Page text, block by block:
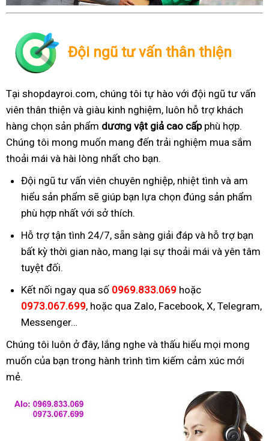
Đội ngũ tư vấn thân thiện
Tại shopdayroi.com, chúng tôi tự hào với đội ngũ tư vấn
viên thân thiện và giàu kinh nghiệm, luôn hỗ trợ khách
hàng chọn sản phẩm dương vật giả cao cấpphù hợp.
Chúng tôi mong muốn mang đến trải nghiệm mua sắm
thoải mái và hài lòng nhất cho bạn.
Đội ngũ tư vấn viên chuyên nghiệp, nhiệt tình và am
hiểu sản phẩm sẽ giúp bạn lựa chọn đúng sản phẩm
phù hợp nhất với sở thích.
Hỗ trợ tận tình 24/7, sẵn sàng giải đáp và hỗ trợ bạn
bất kỳ thời gian nào, mang lại sự thoải mái và yên tâm
tuyệt đối.
Kết nối ngay qua số 0969.833.069 hoặc
0973.067.699, hoặc qua Zalo, Facebook, X, Telegram,
Messenger…
Chúng tôi luôn ở đây, lắng nghe và thấu hiểu mọi mong
muốn của bạn trong hành trình tìm kiếm cảm xúc mới
mẻ.